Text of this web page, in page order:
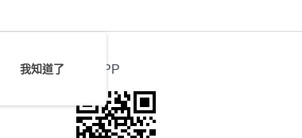
官方APP
我知道了